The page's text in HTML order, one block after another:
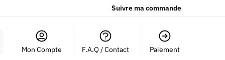
Suivre ma commande
Mon Compte F.A.Q / Contact Paiement